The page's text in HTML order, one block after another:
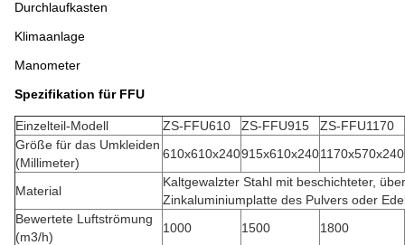
Durchlaufkasten
Klimaanlage
Manometer
Spezifikation für FFU
Einzelteil-Modell ZS-FFU610 ZS-FFU915
ZS-FFU1170
Größe für das Umkleiden
(Millimeter)
610x610x240915x610x2401170x570x240
Material
Kaltgewalzter Stahl mit beschichteter,
Zinkaluminiumplatte des Pulvers oder
Bewertete Luftströmung
(m3/h)
1000 1500
1800